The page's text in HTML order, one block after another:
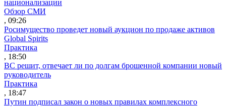
национализации
Обзор СМИ
, 09:26
Росимущество проведет новый аукцион по продаже активов
Global Spirits
Практика
, 18:50
ВС решит, отвечает ли по долгам брошенной компании новый
руководитель
Практика
, 18:47
Путин подписал закон о новых правилах комплексного